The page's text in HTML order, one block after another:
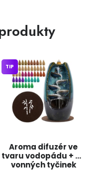
Aroma difuzér ve
tvaru vodopádu + 55
vonných tyčinek
TIP